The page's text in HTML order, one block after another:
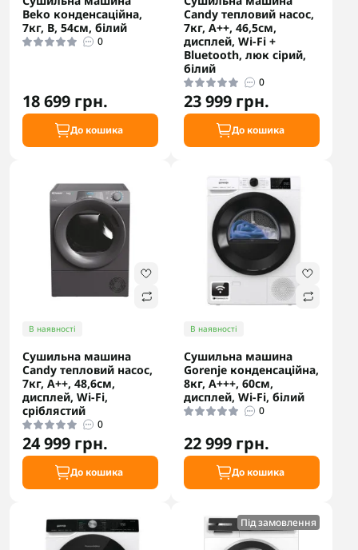
Beko конденсаційна,
7кг, B, 54см, білий
0
18 699 грн.
До кошика
Candy тепловий насос,
7кг, A++, 46,5см,
дисплей, Wi-Fi +
Bluetooth, люк сірий,
білий
0
23 999 грн.
До кошика
В наявності
Сушильна машина
Candy тепловий насос,
7кг, A++, 48,6см,
дисплей, Wi-Fi,
cріблястий
0
24 999 грн.
До кошика
В наявності
Сушильна машина
Gorenje конденсаційна,
8кг, A+++, 60см,
дисплей, Wi-Fi, білий
0
22 999 грн.
До кошика
Під замовлення